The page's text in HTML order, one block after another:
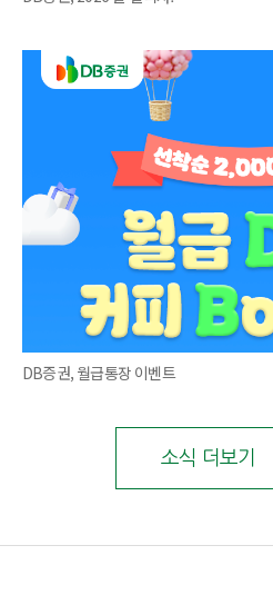
DB증권, 월급통장 이벤트
소식 더보기